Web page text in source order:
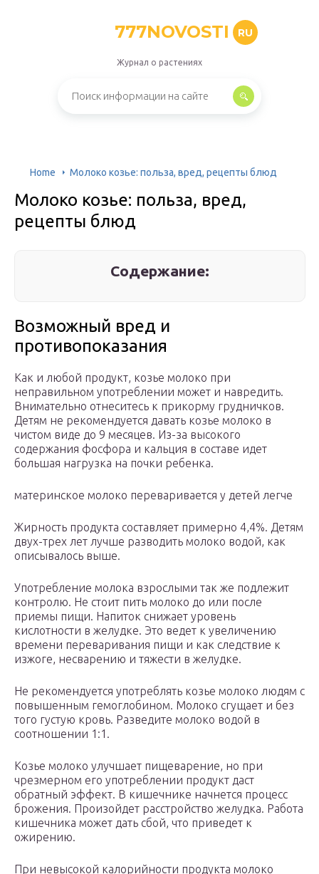
777NOVOSTI RU
Журнал о растениях
Home Молоко козье: польза, вред, рецепты блюд
Молоко козье: польза, вред,
рецепты блюд
Содержание:
Возможный вред и
противопоказания
Как и любой продукт, козье молоко при
неправильном употреблении может и навредить.
Внимательно отнеситесь к прикорму грудничков.
Детям не рекомендуется давать козье молоко в
чистом виде до 9 месяцев. Из-за высокого
содержания фосфора и кальция в составе идет
большая нагрузка на почки ребенка.
материнское молоко переваривается у детей легче
Жирность продукта составляет примерно 4,4%. Детям
двух-трех лет лучше разводить молоко водой, как
описывалось выше.
Употребление молока взрослыми так же подлежит
контролю. Не стоит пить молоко до или после
приемы пищи. Напиток снижает уровень
кислотности в желудке. Это ведет к увеличению
времени переваривания пищи и как следствие к
изжоге, несварению и тяжести в желудке.
Не рекомендуется употреблять козье молоко людям с
повышенным гемоглобином. Молоко сгущает и без
того густую кровь. Разведите молоко водой в
соотношении 1:1.
Козье молоко улучшает пищеварение, но при
чрезмерном его употреблении продукт даст
обратный эффект. В кишечнике начнется процесс
брожения. Произойдет расстройство желудка. Работа
кишечника может дать сбой, что приведет к
ожирению.
При невысокой калорийности продукта молоко